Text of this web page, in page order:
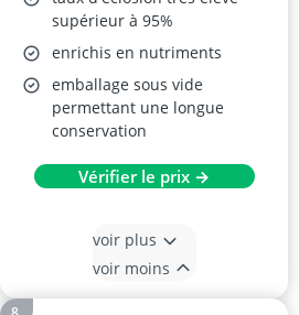
supérieur à 95%
enrichis en nutriments
emballage sous vide
permettant une longue
conservation
Vérifier le prix →
voir plus
voir moins